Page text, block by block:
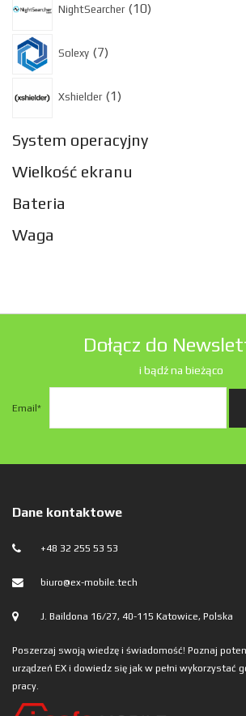
NightSearcher 10
Solexy 7
Xshielder 1
System operacyjny
Wielkość ekranu
Bateria
Waga
Dołącz do
i bądź na bieżąco
Email *
Dane kontaktowe
+48 32 255 53 53
biuro@ex-mobile.tech
J. Baildona 16/27, 40-115 Katowice, Polska
Poszerzaj swoją wiedzę i świadomość! Poznaj
urządzeń EX i dowiedz się jak w pełni wykorzystać
pracy.